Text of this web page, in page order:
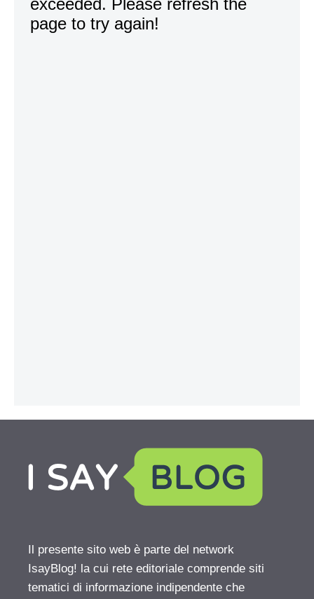
Il presente sito web è parte del network
IsayBlog! la cui rete editoriale comprende siti
tematici di informazione indipendente che